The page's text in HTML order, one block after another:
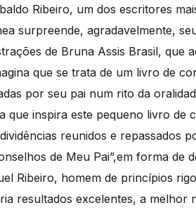
Ribeiro, um dos escritores
surpreende, agradavelmente,
de Bruna Assis Brasil, que
que se trata de um livro de
por seu pai num rito da
que inspira este pequeno livro de
reunidos e repassados
de Meu Pai”,em forma
Ribeiro, homem de princípios
resultados excelentes, a